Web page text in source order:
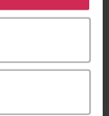
ved å klikke
Utskudd
EBOK